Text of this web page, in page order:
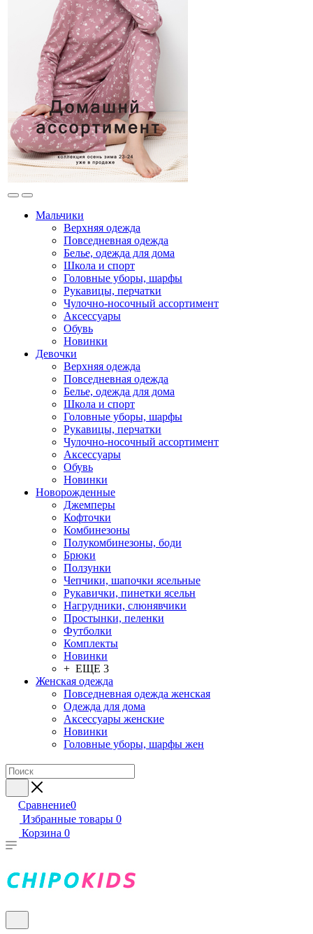
Мальчики
Верхняя одежда
Повседневная одежда
Белье, одежда для дома
Школа и спорт
Головные уборы, шарфы
Рукавицы, перчатки
Чулочно-носочный ассортимент
Аксессуары
Обувь
Новинки
Девочки
Верхняя одежда
Повседневная одежда
Белье, одежда для дома
Школа и спорт
Головные уборы, шарфы
Рукавицы, перчатки
Чулочно-носочный ассортимент
Аксессуары
Обувь
Новинки
Новорожденные
Джемперы
Кофточки
Комбинезоны
Полукомбинезоны, боди
Брюки
Ползунки
Чепчики, шапочки ясельные
Рукавички, пинетки ясельн
Нагрудники, слюнявчики
Простынки, пеленки
Футболки
Комплекты
Новинки
+ ЕЩЕ 3
Женская одежда
Повседневная одежда женская
Одежда для дома
Аксессуары женские
Новинки
Головные уборы, шарфы жен
Сравнение0
Избранные товары 0
Корзина 0